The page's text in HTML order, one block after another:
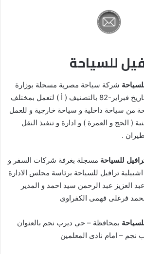
للسياحة
شركة سياحة مصرية مسجلة بوزارة
السياحة المصرية منذ تاريخ فبراير-82 بالتصنيف ( أ ) لتعمل بمختلف
من سياحة داخلية و سياحة خارجية و للعمل
( الحج و العمرة ) و ادارة و تنفيذ النقل
.
للسياحة مسجلة بغرفة شركات السفر و
ترافيل للسياحة برئاسة مجلس الادارة
العزيز عبد الرحمن سيد احمد و المدير
محمد فرغلى فهمى الكفراوى
بمحافظة – حي ديرب نجم بالعنوان
نجم – امام نادى المعلمين